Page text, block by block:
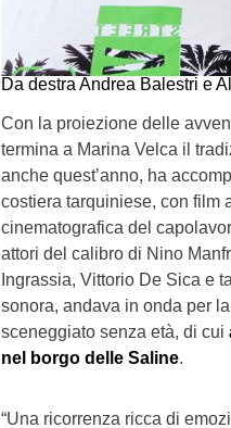
Da destra Andrea Balestri e
Con la proiezione delle
termina a Marina Velca il
anche quest’anno, ha
costiera tarquiniese, con film
cinematografica del
attori del calibro di Nino
Ingrassia, Vittorio De Sica e
sonora, andava in onda per
sceneggiato senza età, di cui
nel borgo delle Saline.
“Una ricorrenza ricca di